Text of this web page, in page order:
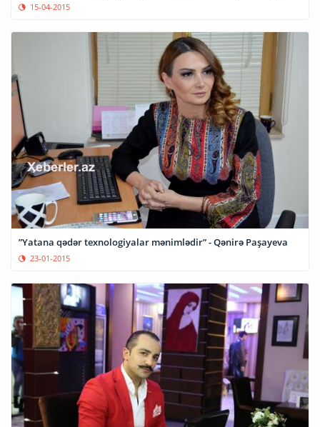
15-04-2015
”Yatana qədər texnologiyalar mənimlədir” - Qənirə Paşayeva
23-01-2015